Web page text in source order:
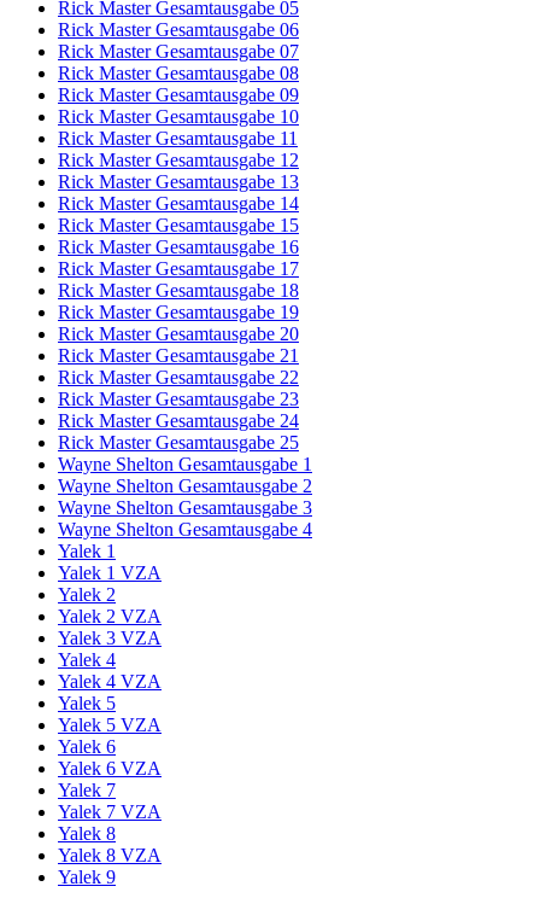
Rick Master Gesamtausgabe 05
Rick Master Gesamtausgabe 06
Rick Master Gesamtausgabe 07
Rick Master Gesamtausgabe 08
Rick Master Gesamtausgabe 09
Rick Master Gesamtausgabe 10
Rick Master Gesamtausgabe 11
Rick Master Gesamtausgabe 12
Rick Master Gesamtausgabe 13
Rick Master Gesamtausgabe 14
Rick Master Gesamtausgabe 15
Rick Master Gesamtausgabe 16
Rick Master Gesamtausgabe 17
Rick Master Gesamtausgabe 18
Rick Master Gesamtausgabe 19
Rick Master Gesamtausgabe 20
Rick Master Gesamtausgabe 21
Rick Master Gesamtausgabe 22
Rick Master Gesamtausgabe 23
Rick Master Gesamtausgabe 24
Rick Master Gesamtausgabe 25
Wayne Shelton Gesamtausgabe 1
Wayne Shelton Gesamtausgabe 2
Wayne Shelton Gesamtausgabe 3
Wayne Shelton Gesamtausgabe 4
Yalek 1
Yalek 1 VZA
Yalek 2
Yalek 2 VZA
Yalek 3 VZA
Yalek 4
Yalek 4 VZA
Yalek 5
Yalek 5 VZA
Yalek 6
Yalek 6 VZA
Yalek 7
Yalek 7 VZA
Yalek 8
Yalek 8 VZA
Yalek 9